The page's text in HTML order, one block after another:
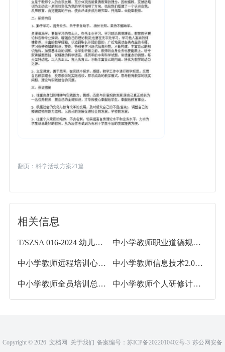
翻页：科学活动方案21篇
相关信息
T/SZSA 016-2024 幼儿园及中小学教室照明不舒适眩光规范和测量方法 中小学教师职业道德规范心得体会20篇
中小学教师远程培训心得体会20篇 中小学教师信息技术2.0培训心得体会20篇
中小学教师全员培训总结常用 中小学教师个人研修计划19篇
Copyright © 2026 文档网 关于我们 备案编号： 苏ICP备2022010402号-3 苏公网安备